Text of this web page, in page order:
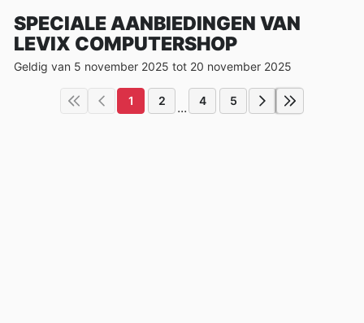
SPECIALE AANBIEDINGEN VAN
LEVIX COMPUTERSHOP
Geldig van 5 november 2025 tot 20 november 2025
1 2 ... 4 5